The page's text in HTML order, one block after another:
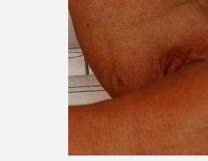
här: